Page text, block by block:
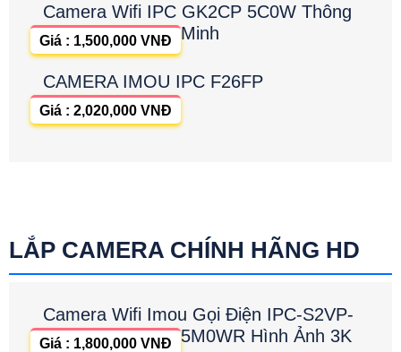
Camera Wifi IPC GK2CP 5C0W Thông
Minh
Giá : 1,500,000 VNĐ
CAMERA IMOU IPC F26FP
Giá : 2,020,000 VNĐ
LẮP CAMERA CHÍNH HÃNG HD
Camera Wifi Imou Gọi Điện IPC-S2VP-
5M0WR Hình Ảnh 3K
Giá : 1,800,000 VNĐ